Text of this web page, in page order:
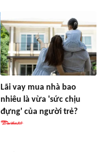
Lãi vay mua nhà bao
nhiêu là vừa 'sức chịu
đựng' của người trẻ?